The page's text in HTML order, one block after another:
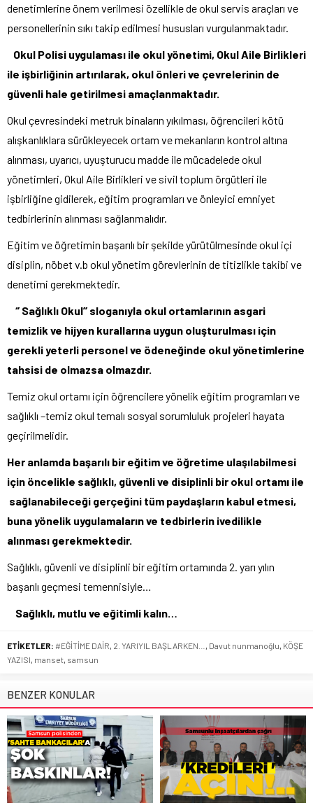
denetimlerine önem verilmesi özellikle de okul servis araçları ve
personellerinin sıkı takip edilmesi hususları vurgulanmaktadır.
Okul Polisi uygulaması ile okul yönetimi, Okul Aile Birlikleri
ile işbirliğinin artırılarak, okul önleri ve çevrelerinin de
güvenli hale getirilmesi amaçlanmaktadır.
Okul çevresindeki metruk binaların yıkılması, öğrencileri kötü
alışkanlıklara sürükleyecek ortam ve mekanların kontrol altına
alınması, uyarıcı, uyuşturucu madde ile mücadelede okul
yönetimleri, Okul Aile Birlikleri ve sivil toplum örgütleri ile
işbirliğine gidilerek, eğitim programları ve önleyici emniyet
tedbirlerinin alınması sağlanmalıdır.
Eğitim ve öğretimin başarılı bir şekilde yürütülmesinde okul içi
disiplin, nöbet v.b okul yönetim görevlerinin de titizlikle takibi ve
denetimi gerekmektedir.
‘’ Sağlıklı Okul’’ sloganıyla okul ortamlarının asgari
temizlik ve hijyen kurallarına uygun oluşturulması için
gerekli yeterli personel ve ödeneğinde okul yönetimlerine
tahsisi de olmazsa olmazdır.
Temiz okul ortamı için öğrencilere yönelik eğitim programları ve
sağlıklı –temiz okul temalı sosyal sorumluluk projeleri hayata
geçirilmelidir.
Her anlamda başarılı bir eğitim ve öğretime ulaşılabilmesi
için öncelikle sağlıklı, güvenli ve disiplinli bir okul ortamı ile
sağlanabileceği gerçeğini tüm paydaşların kabul etmesi,
buna yönelik uygulamaların ve tedbirlerin ivedilikle
alınması gerekmektedir.
Sağlıklı, güvenli ve disiplinli bir eğitim ortamında 2. yarı yılın
başarılı geçmesi temennisiyle…
Sağlıklı, mutlu ve eğitimli kalın…
ETİKETLER: #EĞİTİME DAİR 2. YARIYIL BAŞLARKEN… Davut nunmanoğlu KÖŞE
YAZISI manset samsun
BENZER KONULAR